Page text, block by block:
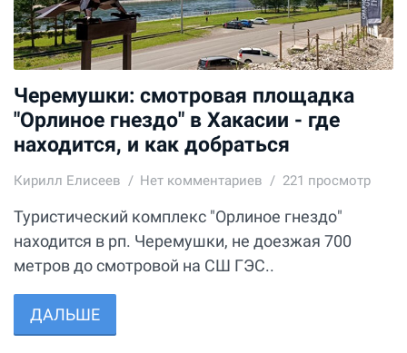
Черемушки: смотровая площадка
"Орлиное гнездо" в Хакасии - где
находится, и как добраться
Кирилл Елисеев Нет комментариев 221 просмотр
Туристический комплекс "Орлиное гнездо"
находится в рп. Черемушки, не доезжая 700
метров до смотровой на СШ ГЭС..
ДАЛЬШЕ